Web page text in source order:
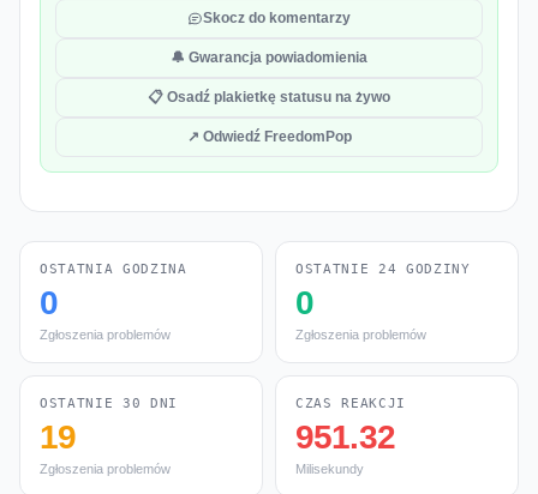
Skocz do komentarzy
🔔 Gwarancja powiadomienia
📋 Osadź plakietkę statusu na żywo
↗ Odwiedź FreedomPop
OSTATNIA GODZINA
0
Zgłoszenia problemów
OSTATNIE 24 GODZINY
0
Zgłoszenia problemów
OSTATNIE 30 DNI
19
Zgłoszenia problemów
CZAS REAKCJI
951.32
Milisekundy